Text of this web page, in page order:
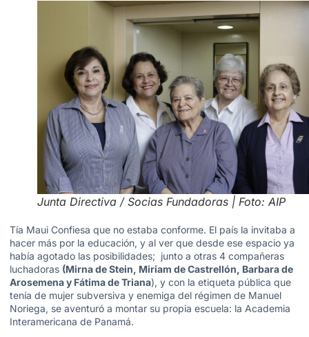
Junta Directiva / Socias Fundadoras | Foto: AIP
Tía Maui Confiesa que no estaba conforme. El país la invitaba a
hacer más por la educación, y al ver que desde ese espacio ya
había agotado las posibilidades; junto a otras 4 compañeras
luchadoras (Mirna de Stein, Miriam de Castrellón, Barbara de
Arosemena y Fátima de Triana), y con la etiqueta pública que
tenía de mujer subversiva y enemiga del régimen de Manuel
Noriega, se aventuró a montar su propia escuela: la Academia
Interamericana de Panamá.